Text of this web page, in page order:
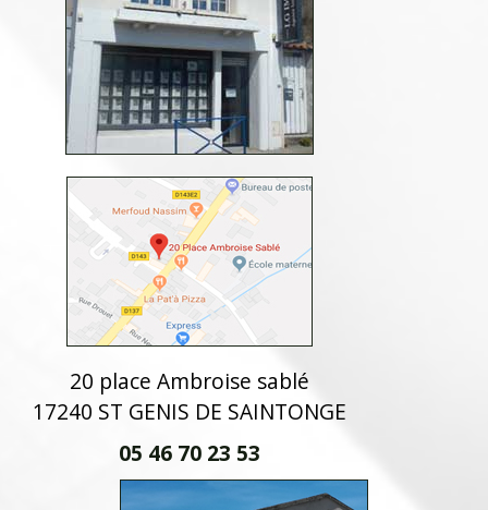
20 place Ambroise sablé
17240 ST GENIS DE SAINTONGE
05 46 70 23 53